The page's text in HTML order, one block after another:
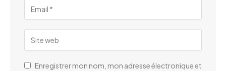
Enregistrer mon nom, mon adresse électronique et